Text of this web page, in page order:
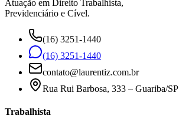
Atuação em Direito Trabalhista,
Previdenciário e Cível.
(16) 3251-1440
(16) 3251-1440
contato@laurentiz.com.br
Rua Rui Barbosa, 333 – Guariba/SP
Trabalhista